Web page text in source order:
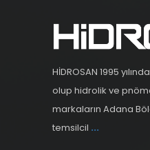
HİDROSAN 1995
olup hidrolik ve
markaların Adana
temsilcil ...